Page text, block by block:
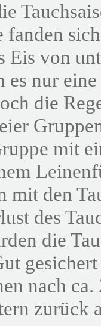
fanden
Eis von
nur
die
mit
den
des
die
nach
zurück